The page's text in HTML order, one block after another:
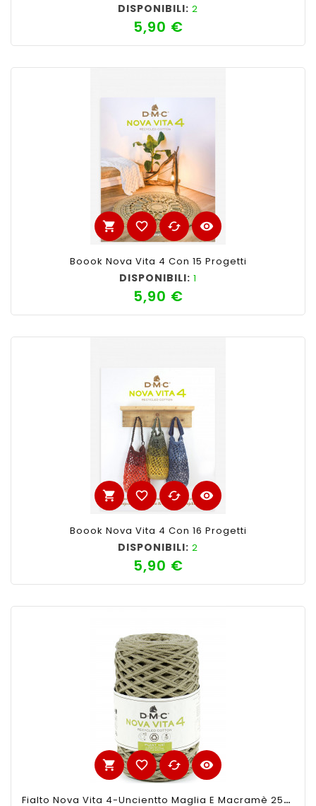
DISPONIBILI: 2
5,90 €Prezzo
shopping_cart favorite_border cached visibility
Boook Nova Vita 4 Con 15 Progetti
DISPONIBILI: 1
5,90 €Prezzo
shopping_cart favorite_border cached visibility
Boook Nova Vita 4 Con 16 Progetti
DISPONIBILI: 2
5,90 €Prezzo
shopping_cart favorite_border cached visibility
Fialto Nova Vita 4-Uncientto Maglia E Macramè 250gr 200mt-Ferri Consigliati N°4 -Colore Militare